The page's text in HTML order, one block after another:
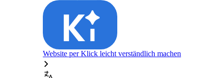
Website per Klick leicht verständlich machen